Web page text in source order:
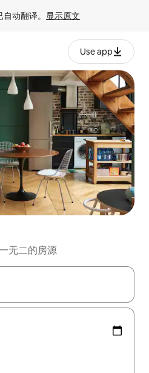
动翻译。 显示原文
Use app
无二的房源
向键查看，或通过点击或滑动手势